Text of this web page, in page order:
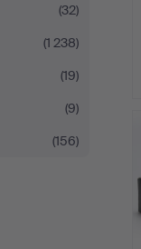
(32)
(1 238)
(19)
(9)
(156)